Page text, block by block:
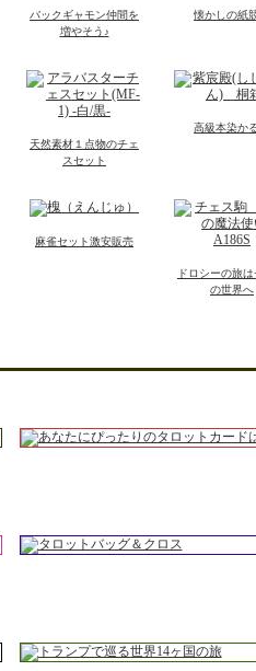
バックギャモン仲間を
増やそう♪
懐かしの紙
天然素材１点物のチェ
スセット
高級本染か
麻雀セット激安販売
ドロシーの旅は
の世界へ